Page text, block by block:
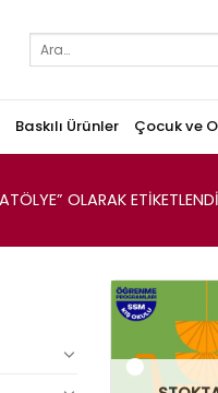
Ara:
Baskılı Ürünler Çocuk ve
OLARAK ETIKETLENDI